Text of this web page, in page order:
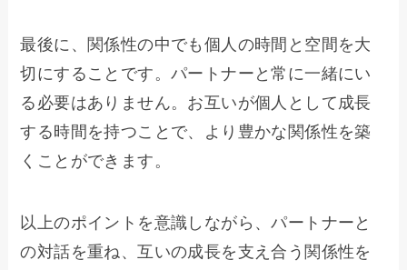
最後に、関係性の中でも個人の時間と空間を大
切にすることです。パートナーと常に一緒にい
る必要はありません。お互いが個人として成長
する時間を持つことで、より豊かな関係性を築
くことができます。
以上のポイントを意識しながら、パートナーと
の対話を重ね、互いの成長を支え合う関係性を